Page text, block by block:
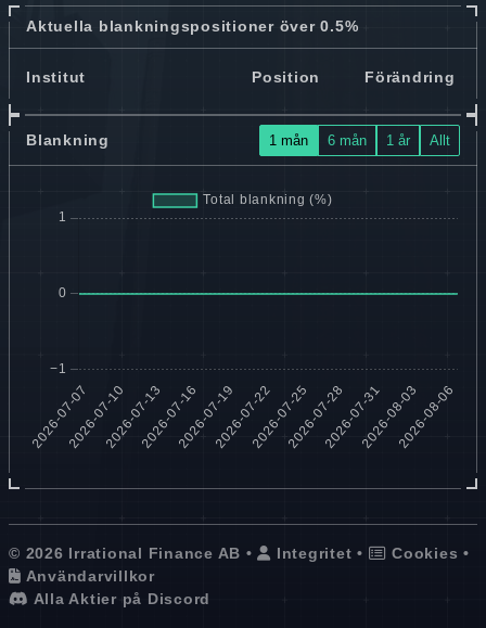
Aktuella blankningspositioner över 0.5%
Institut Position Förändring
Blankning 1 mån 6 mån 1 år Allt
© 2026 Irrational Finance AB • Integritet • Cookies •
Användarvillkor
Alla Aktier på Discord